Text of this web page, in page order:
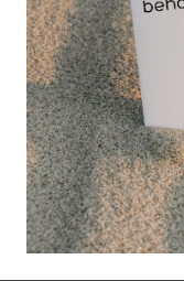
Binnen de
Tensoplast een
Je komt het tegen
EHBO-koffers,
te brengen is.
Het wordt vaak
polsblessures of
tegenstelling tot
Tensoplast mee